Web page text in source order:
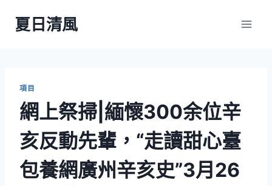
夏日清風
項目
網上祭掃|緬懷300余位辛
亥反動先輩，“走讀甜心臺
包養網廣州辛亥史”3月26